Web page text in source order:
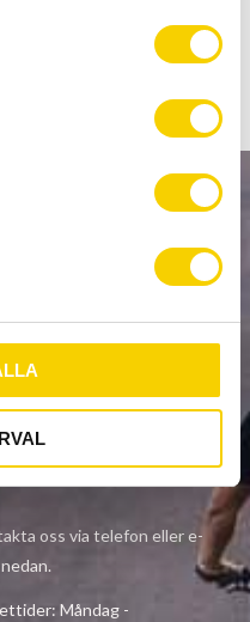
in accordance with our
oss via telefon eller e-
Måndag -